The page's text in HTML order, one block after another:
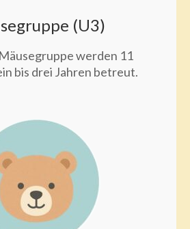
(U3)
werden 11
bis drei Jahren betreut.